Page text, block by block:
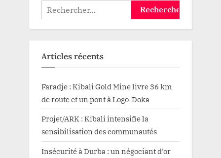
Rechercher :
Articles récents
Faradje : Kibali Gold Mine livre 36 km
de route et un pont à Logo-Doka
Projet/ARK : Kibali intensifie la
sensibilisation des communautés
Insécurité à Durba : un négociant d’or